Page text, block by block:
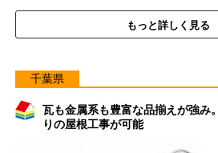
もっと詳しく見る
千葉県
瓦も金属系も豊富な品揃えが強み
りの屋根工事が可能